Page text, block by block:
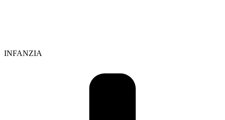
INFANZIA